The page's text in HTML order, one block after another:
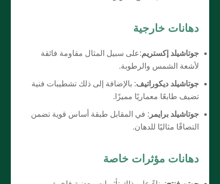
دهانات خارجية
جوتاشيلد إكستريم:على سبيل المثال مقاومة فائقة
لأشعة الشمس والرطوبة.
جوتاشيلد ديكوراتيف: بالإضافة إلى ذلك تشطيبات فنية
تضيف طابعًا معماريًا مميزًا.
جوتاشيلد برايمر : في المقابل طبقة أساس قوية تضمن
التصاقًا مثاليًا للدهان.
دهانات مؤثرات خاصة